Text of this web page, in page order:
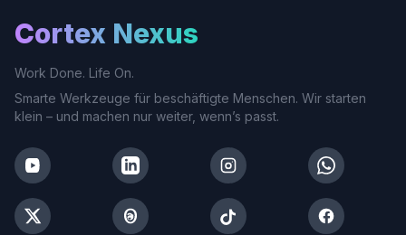
Cortex Nexus
Work Done. Life On.
Smarte Werkzeuge für beschäftigte Menschen. Wir starten
klein – und machen nur weiter, wenn’s passt.